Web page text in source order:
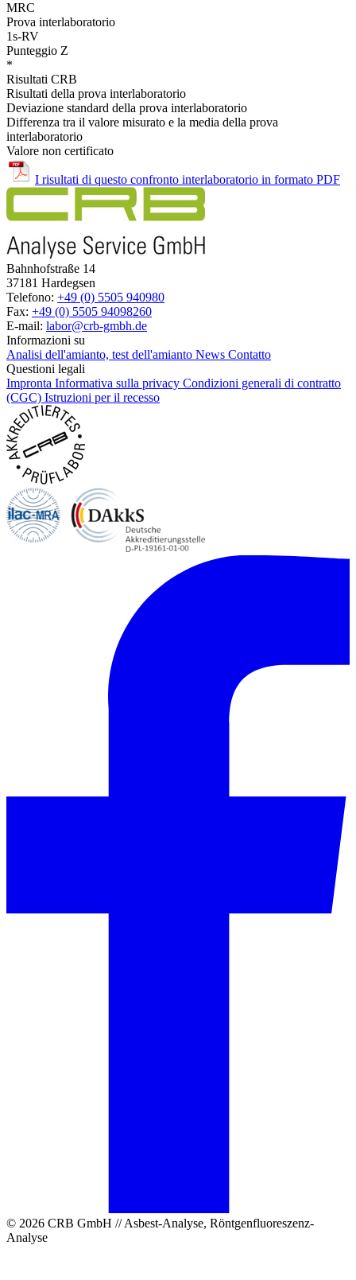
MRC
Prova interlaboratorio
1s-RV
Punteggio Z
*
Risultati CRB
Risultati della prova interlaboratorio
Deviazione standard della prova interlaboratorio
Differenza tra il valore misurato e la media della prova
interlaboratorio
Valore non certificato
I risultati di questo confronto interlaboratorio in formato PDF
Bahnhofstraße 14
37181 Hardegsen
Telefono: +49 (0) 5505 940980
Fax: +49 (0) 5505 94098260
E-mail: labor@crb-gmbh.de
Informazioni su
Analisi dell'amianto, test dell'amianto News Contatto
Questioni legali
Impronta Informativa sulla privacy Condizioni generali di contratto
(CGC) Istruzioni per il recesso
© 2026 CRB GmbH // Asbest-Analyse, Röntgenfluoreszenz-
Analyse